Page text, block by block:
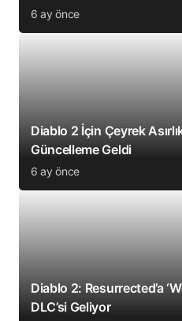
6 ay önce
Diablo 2 İçin Çeyrek
Güncelleme Geldi
6 ay önce
Diablo 2: Resurrected’a
DLC’si Geliyor